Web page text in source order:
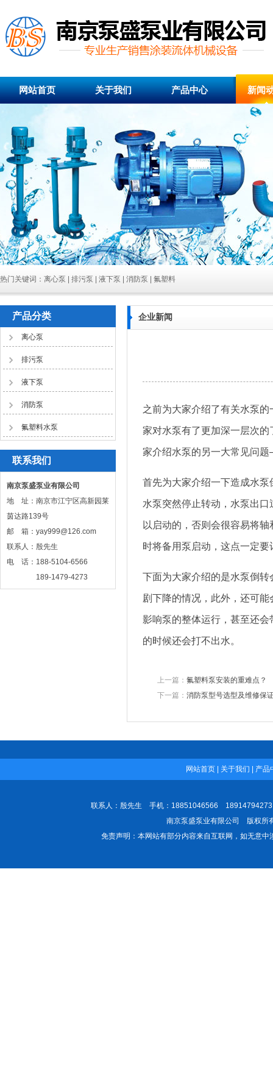
网站首页 关于我们 产品中心 新闻
热门关键词：离心泵 | 排污泵 | 液下泵 | 消防泵 | 氟塑料
产品分类
离心泵
排污泵
液下泵
消防泵
氟塑料水泵
联系我们
南京泵盛泵业有限公司
地 址：南京市江宁区高新园莱
茵达路139号
邮 箱：yay999@126.com
联系人：殷先生
电 话：188-5104-6566
189-1479-4273
企业新闻
之前为大家介绍了有关水泵
家对水泵有了更加深一层次
家介绍水泵的另一大常见问
首先为大家介绍一下造成水
水泵突然停止转动，水泵出
以启动的，否则会很容易将
时将备用泵启动，这点一定要
下面为大家介绍的是水泵倒
剧下降的情况，此外，还可
影响泵的整体运行，甚至还
的时候还会打不出水。
上一篇： 氟塑料泵安装的重难点？
下一篇： 消防泵型号选型及维修保
网站首页 关于我们 产品
联系人：殷先生 手机：18851046566
南京泵盛泵业有限公司 版权
免责声明：本网站有部分内容来自互联网，如无意